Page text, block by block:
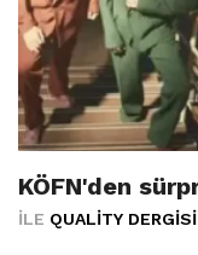
KÖFN'den
İLE QUALITY DERGISI